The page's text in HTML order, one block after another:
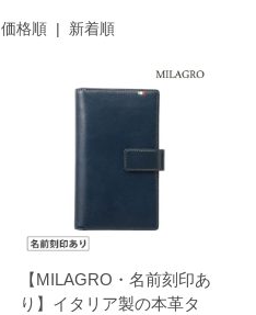
価格順| 新着順
【MILAGRO・名前刻印あ
り】イタリア製の本革タ